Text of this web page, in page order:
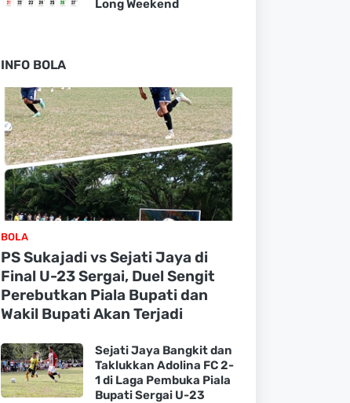
Long Weekend
INFO BOLA
BOLA
PS Sukajadi vs Sejati Jaya di
Final U-23 Sergai, Duel Sengit
Perebutkan Piala Bupati dan
Wakil Bupati Akan Terjadi
Sejati Jaya Bangkit dan
Taklukkan Adolina FC 2-
1 di Laga Pembuka Piala
Bupati Sergai U-23